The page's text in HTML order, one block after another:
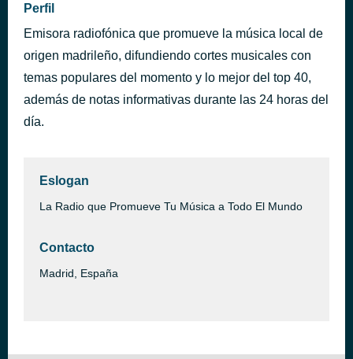
Perfil
Emisora radiofónica que promueve la música local de
origen madrileño, difundiendo cortes musicales con
temas populares del momento y lo mejor del top 40,
además de notas informativas durante las 24 horas del
día.
Eslogan
La Radio que Promueve Tu Música a Todo El Mundo
Contacto
Madrid, España